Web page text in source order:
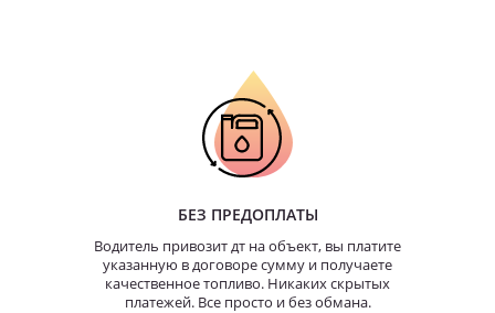
БЕЗ ПРЕДОПЛАТЫ
Водитель привозит дт на объект, вы платите
указанную в договоре сумму и получаете
качественное топливо. Никаких скрытых
платежей. Все просто и без обмана.